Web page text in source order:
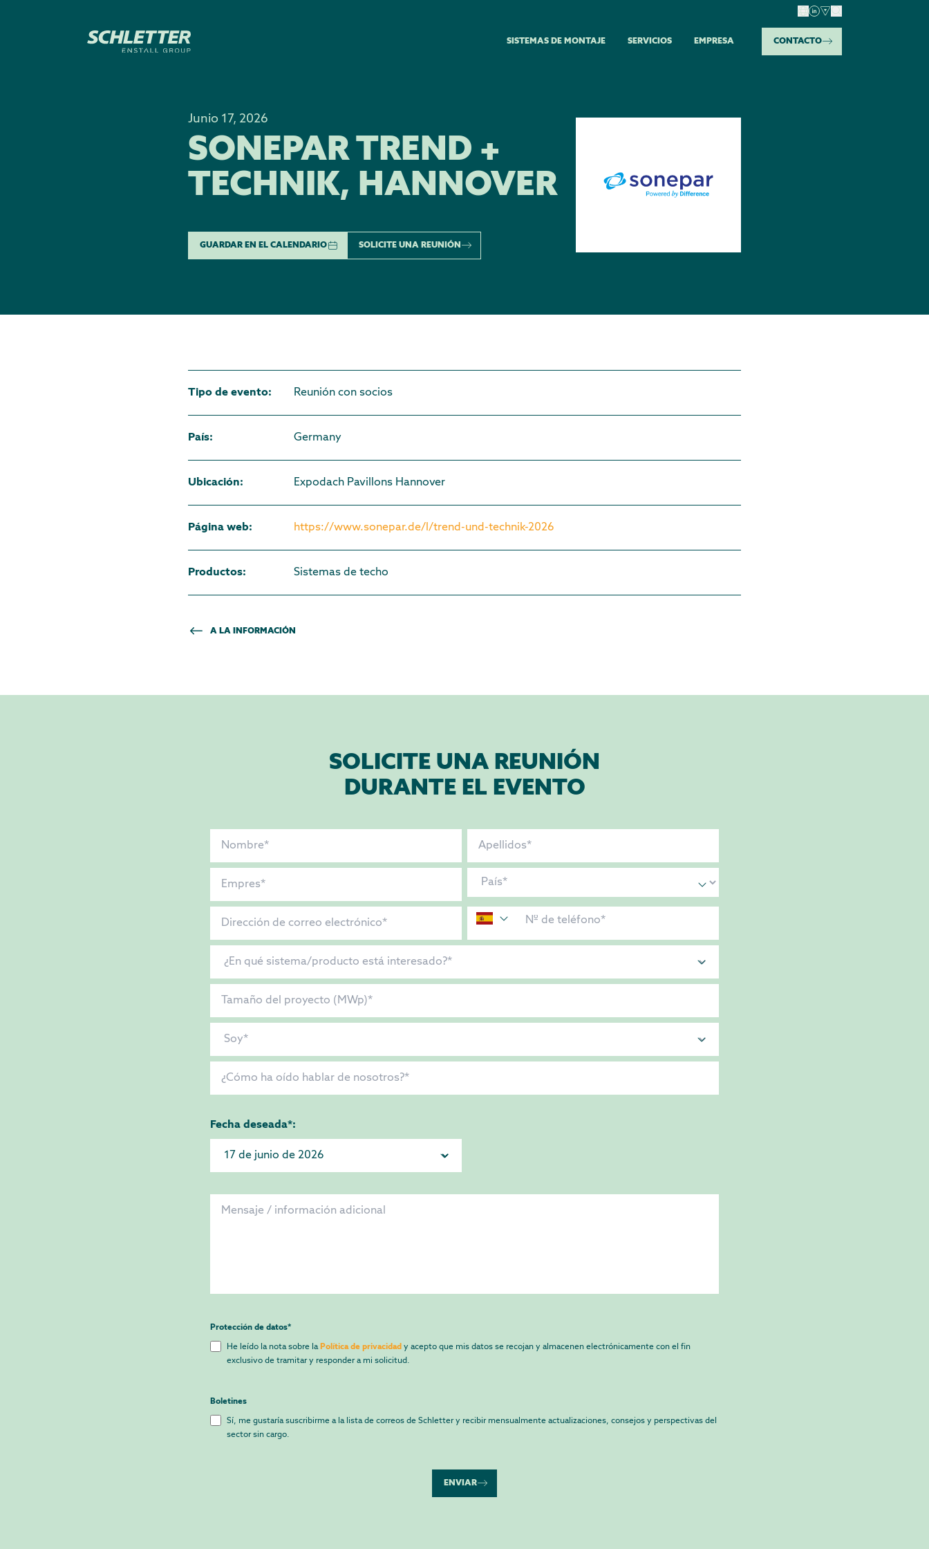
SISTEMAS DE MONTAJE SERVICIOS EMPRESA CONTACTO
Junio 17, 2026
SONEPAR TREND +
TECHNIK, HANNOVER
GUARDAR EN EL CALENDARIO SOLICITE UNA REUNIÓN
Tipo de evento: Reunión con socios
País: Germany
Ubicación: Expodach Pavillons Hannover
Página web: https://www.sonepar.de/l/trend-und-technik-2026
Productos: Sistemas de techo
A LA INFORMACIÓN
SOLICITE UNA REUNIÓN
DURANTE EL EVENTO
Fecha deseada*:
Protección de datos*
He leído la nota sobre la Política de privacidad y acepto que mis datos se recojan y almacenen electrónicamente con el fin
exclusivo de tramitar y responder a mi solicitud.
Boletines
Sí, me gustaría suscribirme a la lista de correos de Schletter y recibir mensualmente actualizaciones, consejos y perspectivas del
sector sin cargo.
ENVIAR